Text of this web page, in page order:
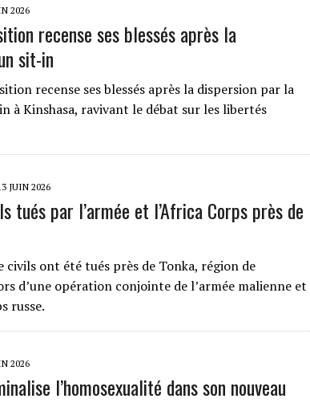
2026
recense ses blessés après la
sit-in
recense ses blessés après la dispersion par la
à Kinshasa, ravivant le débat sur les libertés
JUIN 2026
tués par l’armée et l’Africa Corps près de
civils ont été tués près de Tonka, région de
d’une opération conjointe de l’armée malienne et
russe.
2026
l’homosexualité dans son nouveau